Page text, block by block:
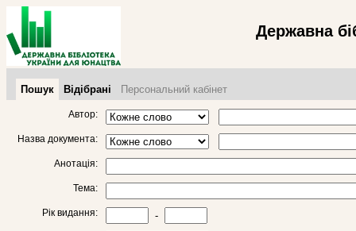
Державна
Пошук Відібрані Персональний кабінет
Автор:
Назва документа:
Анотація:
Тема:
Рік видання: -